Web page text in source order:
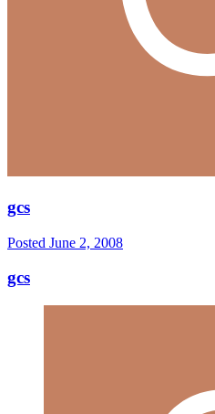
gcs
Posted June 2, 2008
gcs